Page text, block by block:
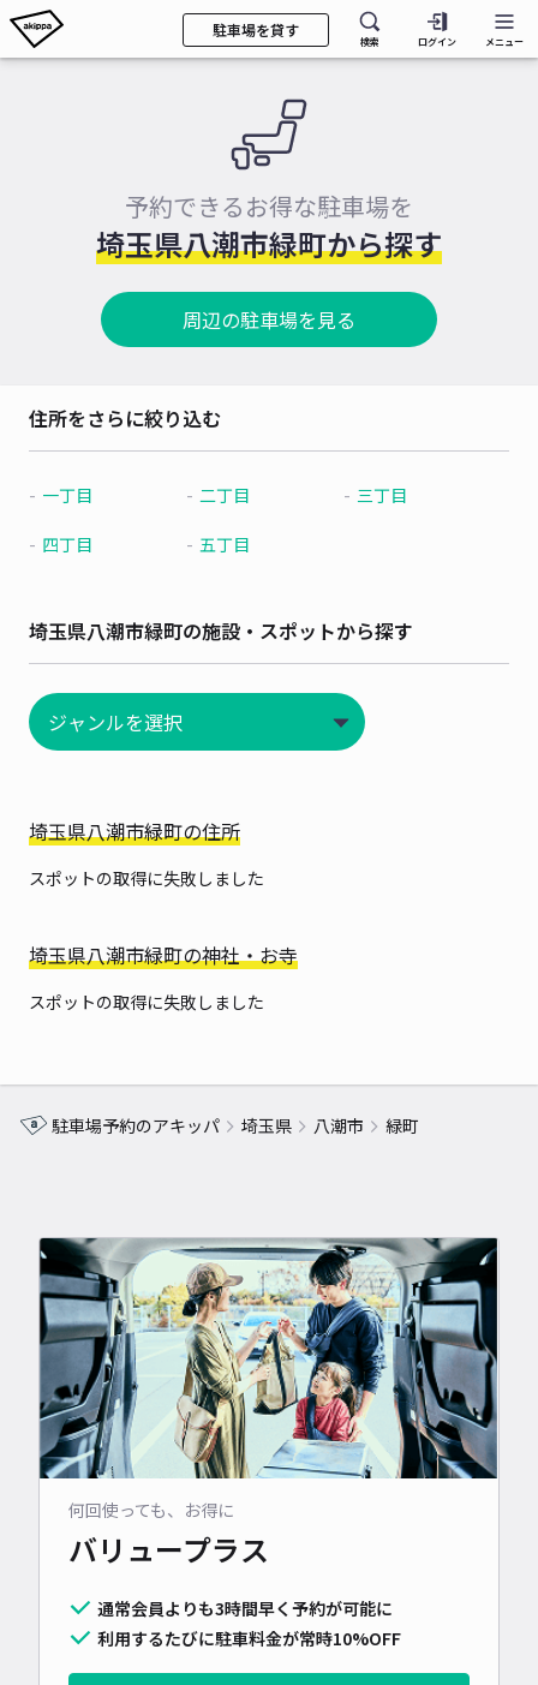
駐車場を貸す
検索 ログイン メニュー
予約できるお得な駐車場を
埼玉県八潮市緑町から探す
周辺の駐車場を見る
住所をさらに絞り込む
一丁目 二丁目 三丁目
四丁目 五丁目
埼玉県八潮市緑町の施設・スポットから探す
埼玉県八潮市緑町の住所
スポットの取得に失敗しました
埼玉県八潮市緑町の神社・お寺
スポットの取得に失敗しました
駐車場予約のアキッパ 埼玉県 八潮市 緑町
何回使っても、お得に
バリュープラス
通常会員よりも3時間早く予約が可能に
利用するたびに駐車料金が常時10%OFF